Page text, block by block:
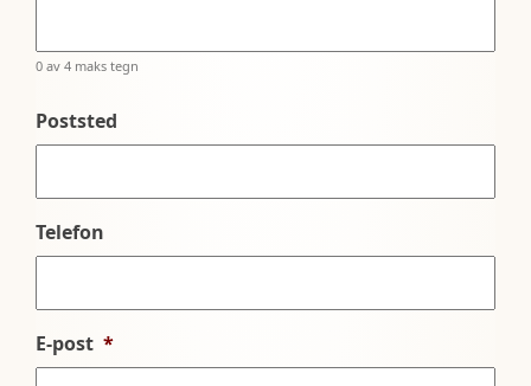
0 av 4 maks tegn
Poststed
Telefon
E-post *